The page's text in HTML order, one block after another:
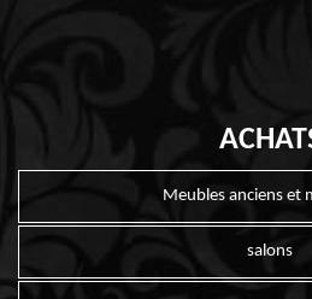
Meubles anciens et
salons